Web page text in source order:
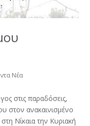
Νέα
στις παραδόσεις,
στον ανακαινισμένο
Νίκαια την Κυριακή